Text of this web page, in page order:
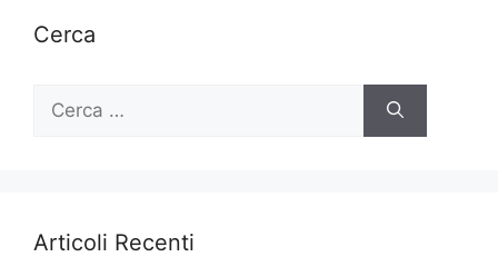
Cerca
Ricerca
Articoli Recenti